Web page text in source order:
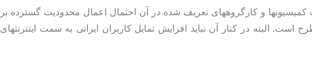
و کارگروههای تعریف شده در آن احتمال اعمال محدودیت گسترده بر
البته در کنار آن نباید افزایش تمایل کاربران ایرانی به سمت اینترنتهای